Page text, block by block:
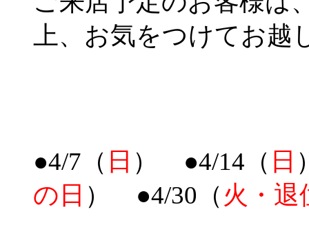
上、お気をつけてお越
●4/7（ 日 ） ●4/14（ 日
の日 ） ●4/30（火・退